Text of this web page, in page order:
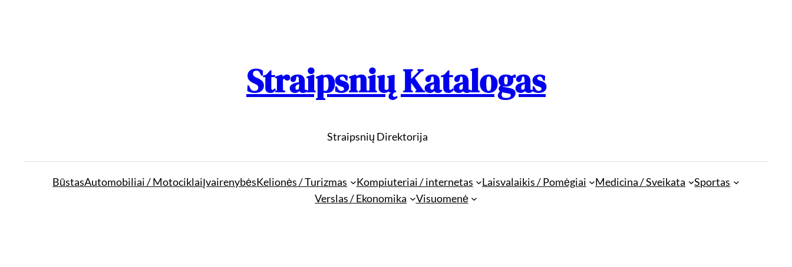
Straipsnių Katalogas
Straipsnių Direktorija
BūstasAutomobiliai / MotociklaiĮvairenybėsKelionės / Turizmas Kompiuteriai / internetas Laisvalaikis / Pomėgiai Medicina / Sveikata
Sportas
Verslas / Ekonomika
Visuomenė